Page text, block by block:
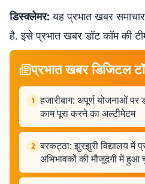
डिस्क्लेमर: यह प्रभात खबर
है. इसे प्रभात खबर डॉट कॉम की
प्रभात खबर डिजिटल
1 हजारीबाग: अपूर्ण योजनाओं
काम पूरा करने का अल्टीमेटम
2 बरकट्ठा: झुरझुरी विद्यालय में
अभिभावकों की मौजूदगी में हुआ